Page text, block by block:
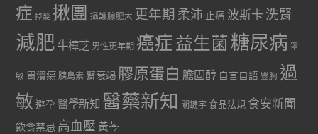
症 掉髮 揪團 攝護腺肥大 更年期 柔沛 止痛 波斯卡 洗腎
減肥 牛樟芝 男性更年期 癌症益生菌 糖尿病 罩
敏 胃潰瘍 胰島素 腎衰竭 膠原蛋白 膽固醇 自言自語 豐胸 過
敏 避孕 醫學新知 醫藥新知 關鍵字 食品法規 食安新聞
飲食禁忌 高血壓 黃芩